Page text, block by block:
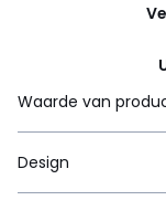
Waarde van
Design